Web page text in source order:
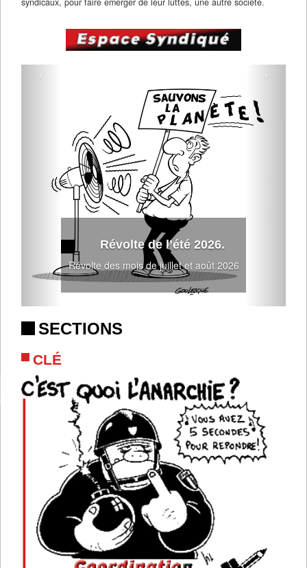
Révolte de l’été 2026.
Révolte des mois de juillet et août 2026
‹ ›
SECTIONS
CLÉ